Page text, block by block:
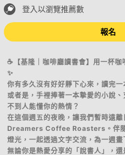
登入以瀏覽推薦數
報名
​☕️【基隆｜咖啡廳讀書會】用一杯
✨
你有多久沒有好好靜下心來，讀完一
或者是，手裡捧著一本摯愛的小說
不到人能懂你的熱情？
在這個週五的夜晚，讓我們暫時遠
Dreamers Coffee Roasters。伴
燈光，一起透過文字交流，為一週畫
無論你是熱愛分享的「說書人」，